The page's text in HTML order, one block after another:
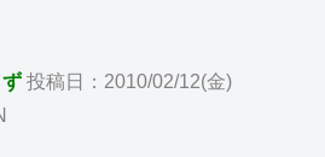
投稿日：2010/02/12(金)